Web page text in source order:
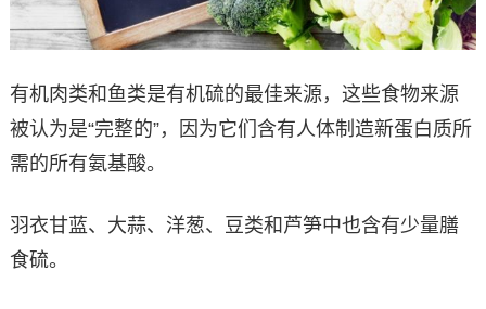
有机肉类和鱼类是有机硫的最佳来源，这些食物来源
被认为是“完整的”，因为它们含有人体制造新蛋白质所
需的所有氨基酸。
羽衣甘蓝、大蒜、洋葱、豆类和芦笋中也含有少量膳
食硫。